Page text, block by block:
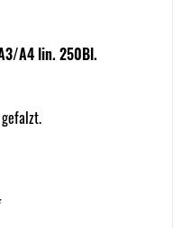
A4 lin. 250Bl.